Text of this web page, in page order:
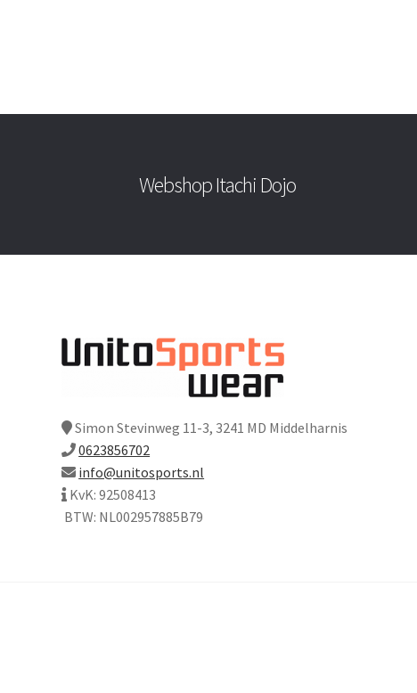
Webshop Itachi Dojo
Simon Stevinweg 11-3, 3241 MD Middelharnis
0623856702
info@unitosports.nl
KvK: 92508413
BTW: NL002957885B79